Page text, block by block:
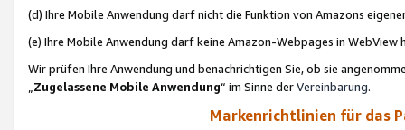
(d) Ihre Mobile Anwendung darf nicht die Funktion von Amazons
(e) Ihre Mobile Anwendung darf keine Amazon-Webpages in WebView
Wir prüfen Ihre Anwendung und benachrichtigen Sie, ob sie
„Zugelassene Mobile Anwendung“ im Sinne derVereinbarung.
Markenrichtlinien für das